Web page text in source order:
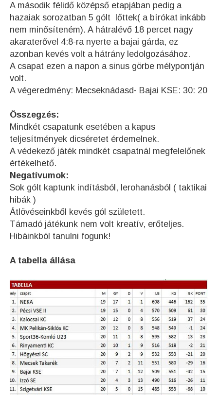
A második félidő középső etapjában pedig a
hazaiak sorozatban 5 gólt lőttek( a bírókat inkább
nem minősíteném). A hátralévő 18 percet nagy
akaraterővel 4:8-ra nyerte a bajai gárda, ez
azonban kevés volt a hátrány ledolgozásához.
A csapat ezen a napon a sinus görbe mélypontján
volt.
A végeredmény: Mecseknádasd- Bajai KSE: 30: 20
Összegzés:
Mindkét csapatunk esetében a kapus
teljesítmények dicséretet érdemelnek.
A védekező játék mindkét csapatnál megfelelőnek
értékelhető.
Negatívumok:
Sok gólt kaptunk indításból, lerohanásból ( taktikai
hibák )
Átlövéseinkből kevés gól született.
Támadó játékunk nem volt kreatív, erőteljes.
Hibáinkból tanulni fogunk!
A tabella állása